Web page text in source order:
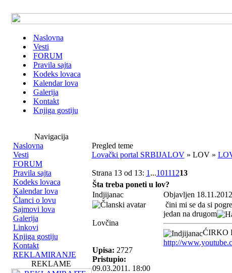
Naslovna
Vesti
FORUM
Pravila sajta
Kodeks lovaca
Kalendar lova
Galerija
Kontakt
Knjiga gostiju
Navigacija
Naslovna
Vesti
FORUM
Pravila sajta
Kodeks lovaca
Kalendar lova
Članci o lovu
Sajmovi lova
Galerija
Linkovi
Knjiga gostiju
Kontakt
REKLAMIRANJE
REKLAME
Pregled teme
Lovački portal SRBIJALOV» LOV »
Strana 13 od 13: 1 ...10111213
Šta treba poneti u lov?
Indjijanac
Objavljen
Lovčina
Upisa: 2727
Pristupio:
09.03.2011. 18:00
čini mi se da si
jedan na drugom
ĆIRKO
http://